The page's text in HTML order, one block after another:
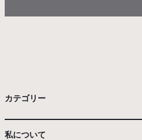
カテゴリー
私について